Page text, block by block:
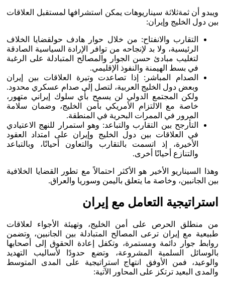
ويبدو أن ثمةثلاثة سيناريوهات يمكن استشرافها لمستقبل العلاقات
بين دول الخليج وإيران:
التقارب والانفتاح: من خلال حوار هادف حولقضايا الخلاف
الرئيسية، ولا بد لإنجاحه من توافر الإرادة السياسية الصادقة
لتغليب مبادئ حسن الجوار والمصالح المتبادلة على الرغبة
في بسط الهيمنة والنفوذ الإقليمي.
الصدام المباشر: إذا تصاعدت وتيرة العلاقات بين إيران
وبعض دول الخليج العربية، لتصل إلى صدام عسكري محدود.
ولكن المجتمع الدولي لن يسمح بأي سلوك إيراني متهور،
خاصة مع الالتزام الأمريكي بأمن الخليج، وضمان سلامة
المرور في الممرات البحرية في المنطقة.
التأرجح بين التقارب والتباعد: وهو استمرار للنهج الاعتيادي
في العلاقات بين دول الخليج وإيران على امتداد العقود
الأخيرة، إذ اتسمت بالتقارب والتعاون أحيانًا، وبالتباعد
والتنازع أحيانًا أخرى.
وهذا السيناريو الأخير هو الأكثر احتمالاً مع تطور القضايا الخلافية
بين الجانبين، وخاصة ما يتعلق باليمن وسوريا والعراق.
استراتيجية التعامل مع إيران
من منطلق الحرص على أمن الخليج، وتهيئة الأجواء لعلاقات
طبيعية مع إيران ترعى المصالح المتبادلة بين الجانبين، وتضمن
روابط جوار دائمة ومستمرة، وتكفل إعادة الحقوق إلى أصحابها
بالوسائل السلمية المشروعة، وتضع حدودًا لأساليب التهديد
والوعيد، فمن الأوفق انتهاج استراتيجية على المدى المتوسط
والمدى البعيد ترتكز على المحاور الآتية: